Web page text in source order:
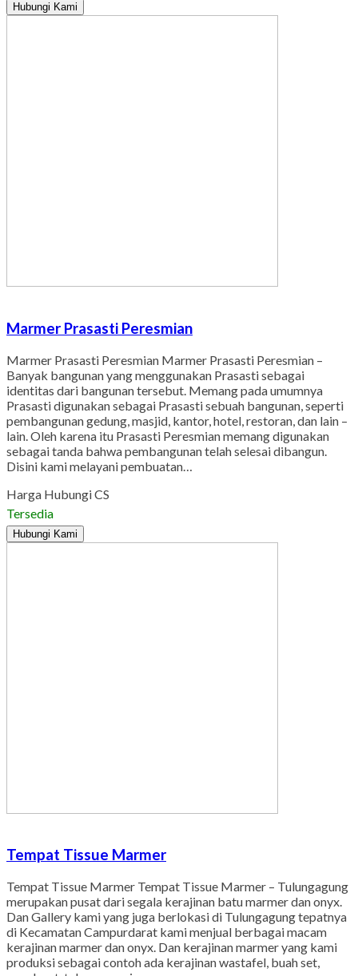
Hubungi Kami
Marmer Prasasti Peresmian
Marmer Prasasti Peresmian Marmer Prasasti Peresmian –
Banyak bangunan yang menggunakan Prasasti sebagai
identitas dari bangunan tersebut. Memang pada umumnya
Prasasti digunakan sebagai Prasasti sebuah bangunan, seperti
pembangunan gedung, masjid, kantor, hotel, restoran, dan lain –
lain. Oleh karena itu Prasasti Peresmian memang digunakan
sebagai tanda bahwa pembangunan telah selesai dibangun.
Disini kami melayani pembuatan…
Harga Hubungi CS
Tersedia
Hubungi Kami
Tempat Tissue Marmer
Tempat Tissue Marmer Tempat Tissue Marmer – Tulungagung
merupakan pusat dari segala kerajinan batu marmer dan onyx.
Dan Gallery kami yang juga berlokasi di Tulungagung tepatnya
di Kecamatan Campurdarat kami menjual berbagai macam
kerajinan marmer dan onyx. Dan kerajinan marmer yang kami
produksi sebagai contoh ada kerajinan wastafel, buah set,